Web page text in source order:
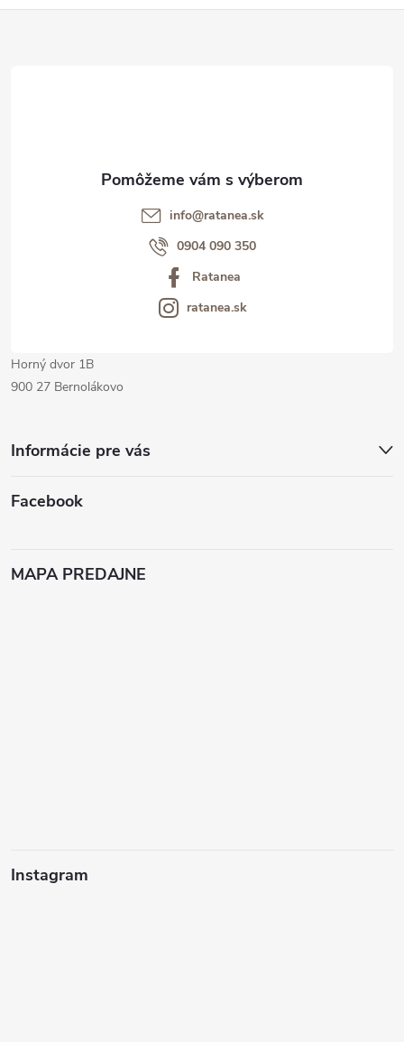
Informácie pre vás
Facebook
info@ratanea.sk
0904 090 350
Ratanea
ratanea.sk
Horný dvor 1B
900 27 Bernolákovo
MAPA PREDAJNE
Instagram